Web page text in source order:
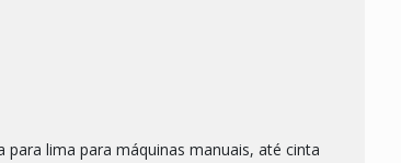
para lima para máquinas manuais, até cinta